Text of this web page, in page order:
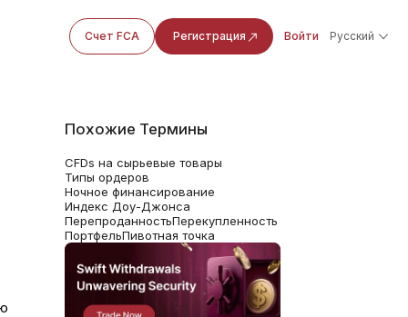
Счет FCA Регистрация Войти Русский
Похожие Термины
CFDs на сырьевые товары
Типы ордеров
Ночное финансирование
Индекс Доу-Джонса
ПерепроданностьПерекупленность
ПортфельПивотная точка